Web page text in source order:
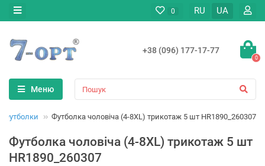
0 RU UA
+38 (096) 177-17-77
0
Меню
Футболки Футболка чоловіча (4-8XL) трикотаж 5 шт HR1890_260307
Футболка чоловіча (4-8XL) трикотаж 5 шт
HR1890_260307